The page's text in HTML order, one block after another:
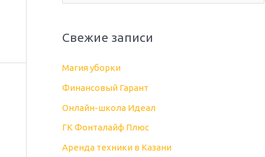
к
Свежие записи
Магия уборки
Финансовый Гарант
Онлайн-школа Идеал
ГК Фонталайф Плюс
Аренда техники в Казани